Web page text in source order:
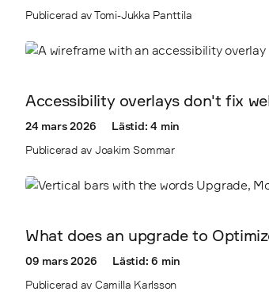
Publicerad av Tomi-Jukka Panttila
Accessibility overlays don't fix
24 mars 2026
Lästid: 4 min
Publicerad av Joakim Sommar
What does an upgrade to
09 mars 2026
Lästid: 6 min
Publicerad av Camilla Karlsson